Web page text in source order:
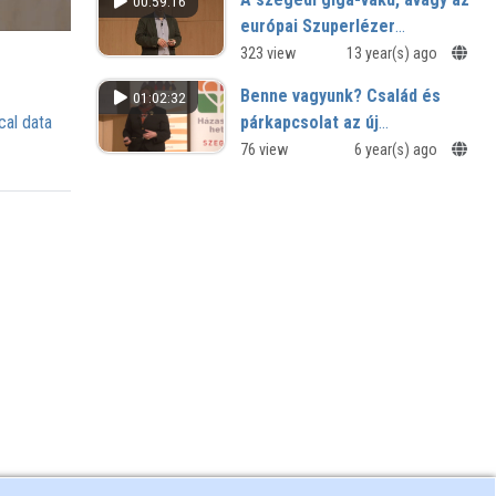
data
európai Szuperlézer
tervezése
323 view 13 year(s) ago
01:02:32
Benne vagyunk? Család és
párkapcsolat az új
médiakultúrában
76 view 6 year(s) ago